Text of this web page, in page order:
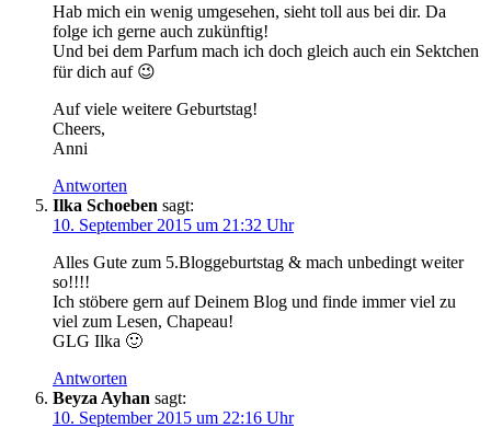
Hab mich ein wenig umgesehen, sieht toll aus bei dir. Da
folge ich gerne auch zukünftig!
Und bei dem Parfum mach ich doch gleich auch ein Sektchen
für dich auf 😉
Auf viele weitere Geburtstag!
Cheers,
Anni
Antworten
Ilka Schoeben sagt:
10. September 2015 um 21:32 Uhr
Alles Gute zum 5.Bloggeburtstag & mach unbedingt weiter
so!!!!
Ich stöbere gern auf Deinem Blog und finde immer viel zu
viel zum Lesen, Chapeau!
GLG Ilka 🙂
Antworten
Beyza Ayhan sagt:
10. September 2015 um 22:16 Uhr